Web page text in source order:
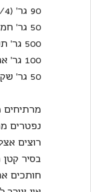
90 גר' (1/4 כוס) דבש
50 גר' חמאה חתוכה לקוביות
500 גר' תערובת פירות יבשים מכל סוג שאוהבים
100 גר' אגוזי מלך
50 גר' שקד מולבן פרוס
נפטרים
רוצים
בסיר
חותכים